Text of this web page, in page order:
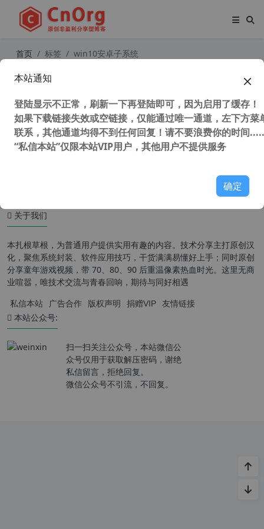
首页 标签 win10安卓子系统
程
关于我们
本扎根草根，为普通用户提供实用有趣的内容。技术分享主打原创汉
化，聚焦系统封装、软件应用技巧，干货满满易懂好上手；同时原创
分享童年游戏视频，带 70、80、90 后重温像素热血时光。这里无商
业喧嚣，唯技术交流与青春回响，期待与同好相遇
私信本站 广告合作 版权声明 捐赠VIP 友情链接
本站公众号:
扫一扫关注公众号，本站微信公
众号仅用于获取解压密码，谢绝
私信留言，拒绝回复。
微信公众号不引流，不回复。
本站通知
登陆显示不正常，刷新一下再登陆即可，因为启用了缓存！
如果下载链接失效或空链接，仅能通过唯一通道，左下方菜
联系，其他通道均得不到任何回复！请不要浪费你的时间
“私信本站”仅限本站VIP用户，其他用户不提供服务
确定